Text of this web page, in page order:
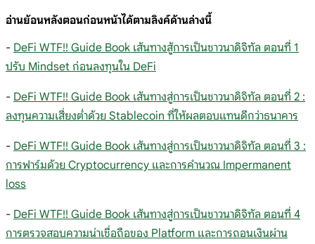
อ่านย้อนหลังตอนก่อนหน้าได้ตามลิงค์ด้านล่างนี้
- DeFi WTF!! Guide Book เส้นทางสู้การเป็นชาวนาดิจิทัล ตอนที่ 1
ปรับ Mindset ก่อนลงทุนใน DeFi
- DeFi WTF!! Guide Book เส้นทางสู่การเป็นชาวนาดิจิทัล ตอนที่ 2 :
ลงทุนความเสี่ยงต่ำด้วย Stablecoin ที่ให้ผลตอบแทนดีกว่าธนาคาร
- DeFi WTF!! Guide Book เส้นทางสู่การเป็นชาวนาดิจิทัล ตอนที่ 3 :
การฟาร์มด้วย Cryptocurrency และการคำนวณ Impermanent
loss
- DeFi WTF!! Guide Book เส้นทางสู่การเป็นชาวนาดิจิทัล ตอนที่ 4
การตรวจสอบความน่าเชื่อถือของ Platform และการถอนเงินผ่าน